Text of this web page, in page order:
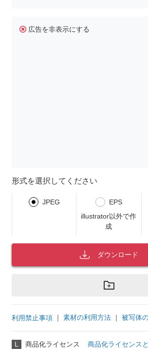
広告を非表示にする
形式を選択してください
JPEG
EPS
illustrator以外で作
成
ダウンロード
利用禁止事項 ｜ 素材の利用方法 ｜ 被写体
L 商品化ライセンス 商品化ライセンス